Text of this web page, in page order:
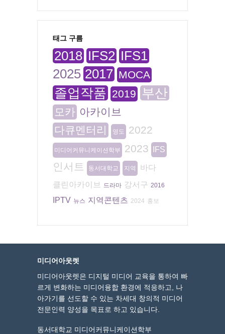
태그 구름
2018 IFS2 IFS1
2025 2017 MOCA
졸업작품 2019 부산
모카 아카이브
다큐멘터리
영도 2022
미디어커뮤니케이션학부 2023 IFS
인서트 동서대학교 지역
바다
클린아카이브
드라마 강서구 2016
IPTV 뉴스 지역콘텐츠 2024 홍보
미디어아웃렛
미디어아웃렛은 디지털 미디어 교육을 통하여 빠
르게 변화하는 미디어융합 환경에 적응하고, 나
아가기를 선도할 수 있는 차세대 창의적 미디어
전문인력 양성을 목표로 하고 있습니다.
동서대학교 미디어커뮤니케이션학부